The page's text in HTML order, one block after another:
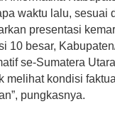
waktu lalu, sesuai
presentasi
10 besar,
se-Sumatera
melihat kondisi
pungkasnya.